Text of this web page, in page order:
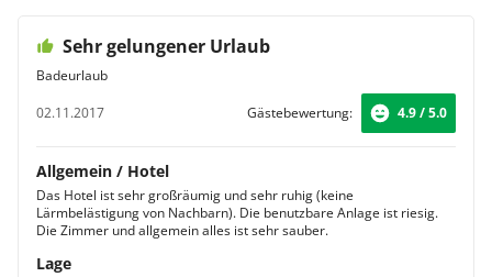
Sehr gelungener Urlaub
Badeurlaub
02.11.2017
Gästebewertung: 4.9 / 5.0
Allgemein / Hotel
Das Hotel ist sehr großräumig und sehr ruhig (keine
Lärmbelästigung von Nachbarn). Die benutzbare Anlage ist riesig.
Die Zimmer und allgemein alles ist sehr sauber.
Lage